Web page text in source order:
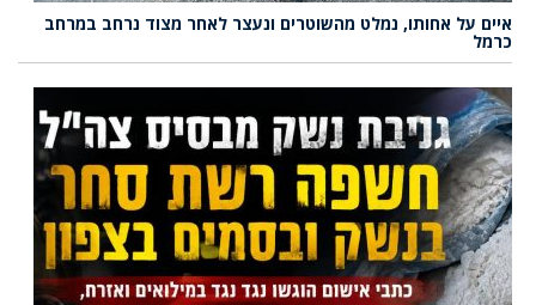
איים על אחותו, נמלט מהשוטרים ונעצר לאחר מצוד נרחב במרחב
כרמל